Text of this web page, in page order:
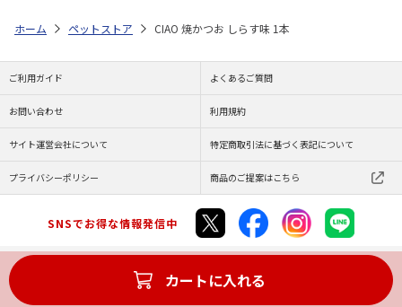
カートに入れる
ホーム ペットストア CIAO 焼かつお しらす味 1本
ご利用ガイド よくあるご質問
お問い合わせ 利用規約
サイト運営会社について 特定商取引法に基づく表記について
プライバシーポリシー 商品のご提案はこちら
SNSでお得な情報発信中